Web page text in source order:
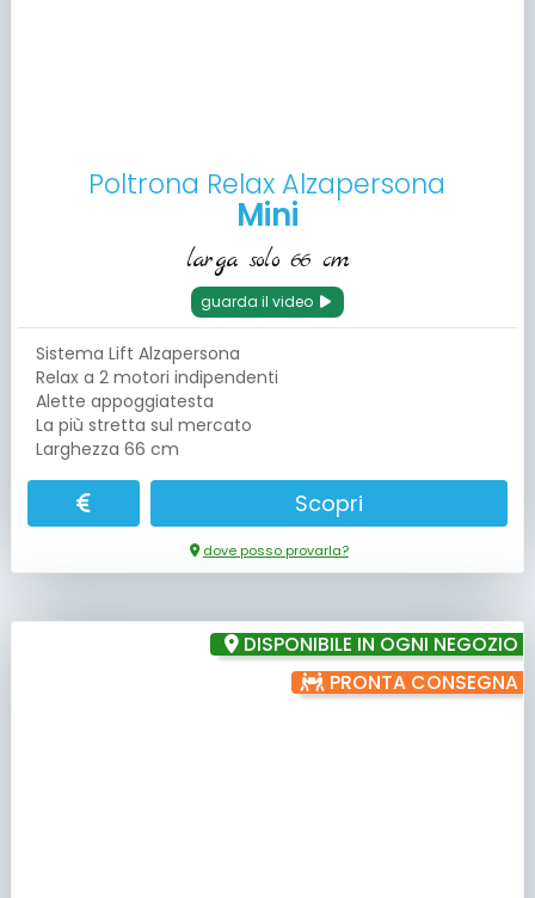
Poltrona Relax Alzapersona
Mini
larga solo 66 cm
guarda il video
Sistema Lift Alzapersona
Relax a 2 motori indipendenti
Alette appoggiatesta
La più stretta sul mercato
Larghezza 66 cm
Scopri
dove posso provarla?
DISPONIBILE IN OGNI NEGOZIO
PRONTA CONSEGNA